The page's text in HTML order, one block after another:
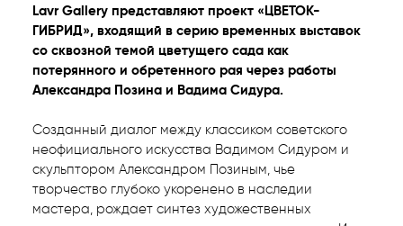
Lavr Gallery представляют проект «ЦВЕТОК-
ГИБРИД», входящий в серию временных выставок
со сквозной темой цветущего сада как
потерянного и обретенного рая через работы
Александра Позина и Вадима Сидура.
Созданный диалог между классиком советского
неофициального искусства Вадимом Сидуром и
скульптором Александром Позиным, чье
творчество глубоко укоренено в наследии
мастера, рождает синтез художественных